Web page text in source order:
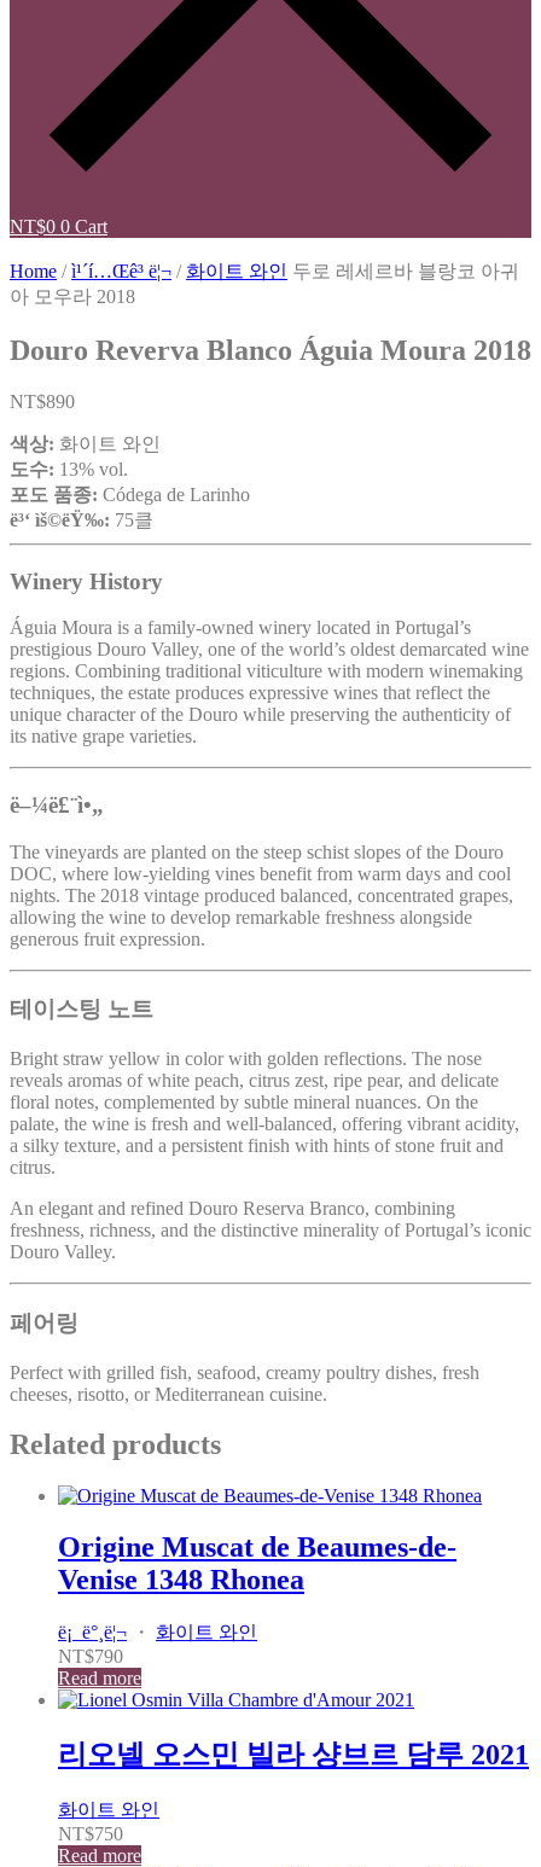
NT$0 0 Cart
Home /ì¹´í…Œê³ ë¦¬ / 화이트 와인 두로 레세르바 블랑코 아귀
아 모우라 2018
Douro Reverva Blanco Águia Moura 2018
NT$890
색상: 화이트 와인
도수: 13% vol.
포도 품종: Códega de Larinho
ë³‘ ìš©ëŸ‰: 75클
Winery History
Águia Moura is a family-owned winery located in Portugal’s
prestigious Douro Valley, one of the world’s oldest demarcated wine
regions. Combining traditional viticulture with modern winemaking
techniques, the estate produces expressive wines that reflect the
unique character of the Douro while preserving the authenticity of
its native grape varieties.
ë–¼ë£¨ì•„
The vineyards are planted on the steep schist slopes of the Douro
DOC, where low-yielding vines benefit from warm days and cool
nights. The 2018 vintage produced balanced, concentrated grapes,
allowing the wine to develop remarkable freshness alongside
generous fruit expression.
테이스팅 노트
Bright straw yellow in color with golden reflections. The nose
reveals aromas of white peach, citrus zest, ripe pear, and delicate
floral notes, complemented by subtle mineral nuances. On the
palate, the wine is fresh and well-balanced, offering vibrant acidity,
a silky texture, and a persistent finish with hints of stone fruit and
citrus.
An elegant and refined Douro Reserva Branco, combining
freshness, richness, and the distinctive minerality of Portugal’s iconic
Douro Valley.
페어링
Perfect with grilled fish, seafood, creamy poultry dishes, fresh
cheeses, risotto, or Mediterranean cuisine.
Related products
Origine Muscat de Beaumes-de-
Venise 1348 Rhonea
ë¡ ë°¸ë¦¬ ・ 화이트 와인
NT$790
Read more
리오넬 오스민 빌라 샹브르 담루 2021
화이트 와인
NT$750
Read more